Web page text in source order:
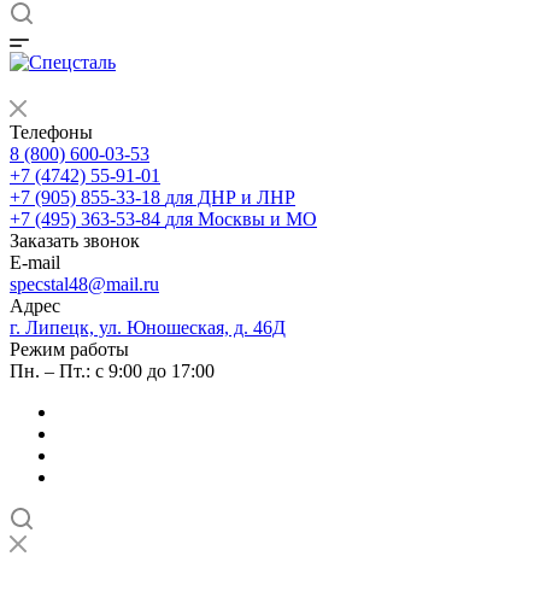
Телефоны
8 (800) 600-03-53
+7 (4742) 55-91-01
+7 (905) 855-33-18 для ДНР и ЛНР
+7 (495) 363-53-84 для Москвы и МО
Заказать звонок
E-mail
specstal48@mail.ru
Адрес
г. Липецк, ул. Юношеская, д. 46Д
Режим работы
Пн. – Пт.: с 9:00 до 17:00